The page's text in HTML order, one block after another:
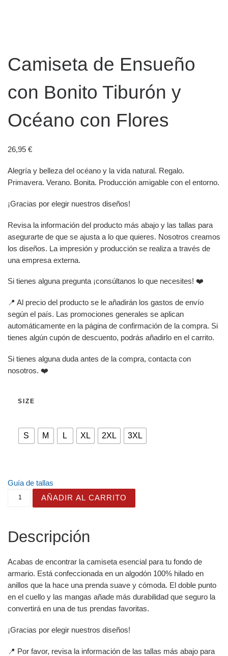
Camiseta de Ensueño
con Bonito Tiburón y
Océano con Flores
26,95 €
Alegría y belleza del océano y la vida natural. Regalo.
Primavera. Verano. Bonita. Producción amigable con el entorno.
¡Gracias por elegir nuestros diseños!
Revisa la información del producto más abajo y las tallas para
asegurarte de que se ajusta a lo que quieres. Nosotros creamos
los diseños. La impresión y producción se realiza a través de
una empresa externa.
Si tienes alguna pregunta ¡consúltanos lo que necesites! ❤️
📍 Al precio del producto se le añadirán los gastos de envío
según el país. Las promociones generales se aplican
automáticamente en la página de confirmación de la compra. Si
tienes algún cupón de descuento, podrás añadirlo en el carrito.
Si tienes alguna duda antes de la compra, contacta con
nosotros. ❤️
SIZE
S M L XL 2XL 3XL
Guía de tallas
Camiseta de Ensueño con Bonito Tiburón y Océano con
AÑADIR AL CARRITO
Descripción
Acabas de encontrar la camiseta esencial para tu fondo de
armario. Está confeccionada en un algodón 100% hilado en
anillos que la hace una prenda suave y cómoda. El doble punto
en el cuello y las mangas añade más durabilidad que seguro la
convertirá en una de tus prendas favoritas.
¡Gracias por elegir nuestros diseños!
📍 Por favor, revisa la información de las tallas más abajo para